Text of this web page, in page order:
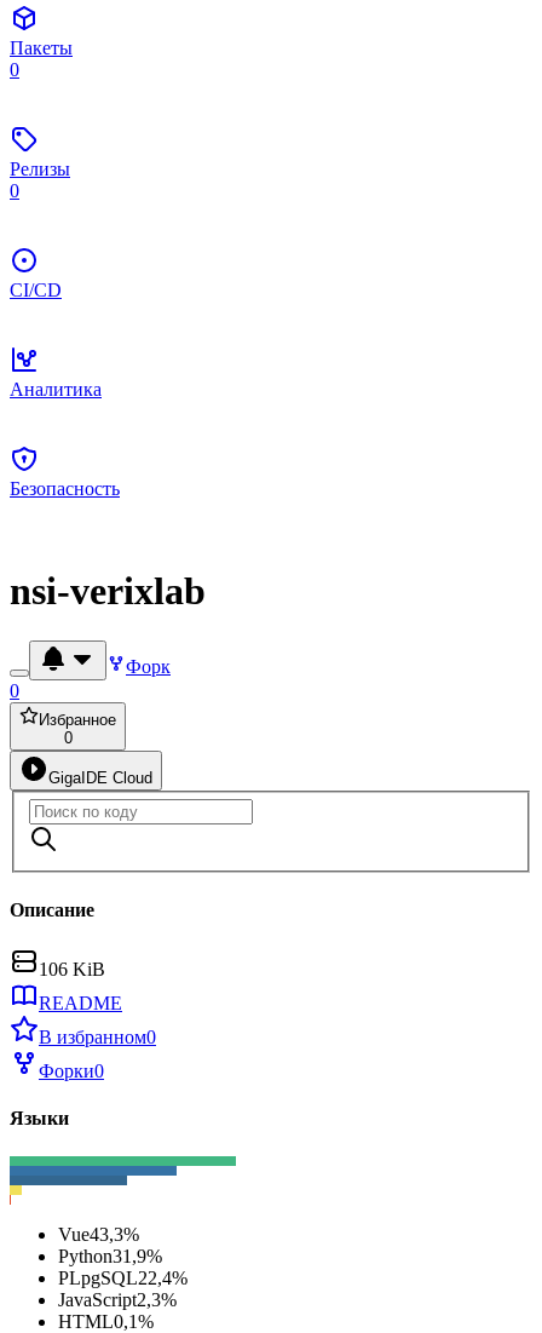
Пакеты
0
Релизы
0
CI/CD
Аналитика
Безопасность
nsi-verixlab
Форк
0
Избранное
0
GigaIDE Cloud
Описание
106 KiB
README
В избранном0
Форки0
Языки
Vue43,3%
Python31,9%
PLpgSQL22,4%
JavaScript2,3%
HTML0,1%